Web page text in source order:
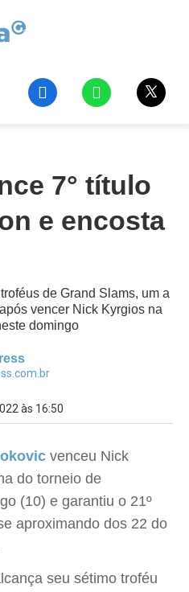
7° título
e encosta
de Grand Slams, um a
vencer Nick Kyrgios na
domingo
às 16:50
venceu Nick
do torneio de
(10) e garantiu o 21º
aproximando dos 22 do
seu sétimo troféu